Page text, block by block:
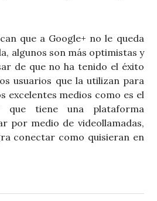
que a Google+ no le queda
algunos son más optimistas y
de que no ha tenido el éxito
usuarios que la utilizan para
excelentes medios como es el
que tiene una plataforma
por medio de videollamadas,
conectar como quisieran en